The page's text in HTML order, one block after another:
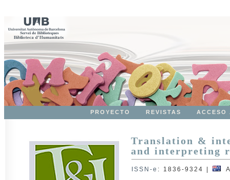
PROYECTO REVISTAS ACCESO
Translation &
and interpreting
ISSN-e : 1836-9324